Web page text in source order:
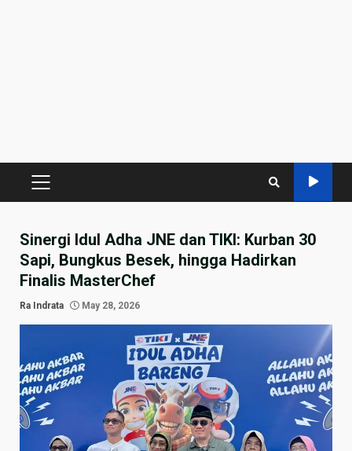
PRIMARY
Sinergi Idul Adha JNE dan TIKI: Kurban 30
Sapi, Bungkus Besek, hingga Hadirkan
Finalis MasterChef
Ra Indrata May 28, 2026